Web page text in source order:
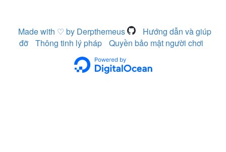
Made with ♡ by Derpthemeus
Hướng dẫn và giúp
đỡ
Thông tinh lý pháp Quyền bảo mật người chơi